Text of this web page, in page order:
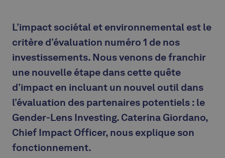
L’impact sociétal et environnemental est le
critère d’évaluation numéro 1 de nos
investissements. Nous venons de franchir
une nouvelle étape dans cette quête
d’impact en incluant un nouvel outil dans
l’évaluation des partenaires potentiels : le
Gender-Lens Investing. Caterina Giordano,
Chief Impact Officer, nous explique son
fonctionnement.